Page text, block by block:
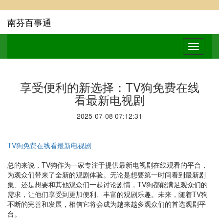
南芬百事通
享受便利的新选择：TV狗免费在线
看最新电视剧
2025-07-08 07:12:31
TV狗免费在线看最新电视剧
总的来说，TV狗作为一家专注于提供最新电视剧在线观看的平台，
为观众们带来了全新的观剧体验。无论是想要第一时间看到最新剧
集、还是想要和其他观众们一起讨论剧情，TV狗都能满足观众们的
需求，让他们享受到更加便利、丰富的观剧乐趣。未来，随着TV狗
不断的完善和发展，相信它将会成为越来越多观众们的首选观剧平
台。